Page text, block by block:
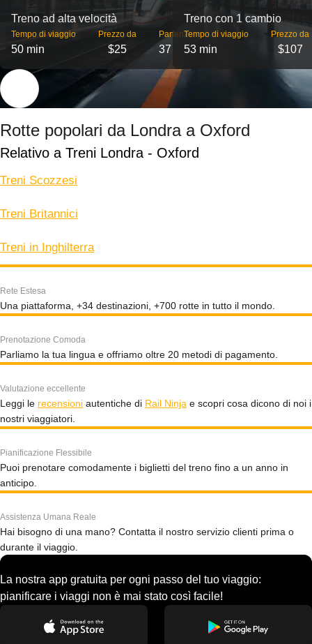
Treno ad alta velocità
Tempo di viaggio
50 min
Prezzo da
$25
Partenze
37
Treno con 1 cambio
Tempo di viaggio
53 min
Prezzo da
$107
Rotte popolari da Londra a Oxford
Relativo a Treni Londra - Oxford
Treni Scozzesi
Treni Britannici
Treni in Inghilterra
Rete Estesa
Una piattaforma, +34 destinazioni, +700 rotte in tutto il mondo.
Prenotazione Comoda
Parliamo la tua lingua e offriamo oltre 20 metodi di pagamento.
Valutazione eccellente
Leggi le recensioni autentiche di Rail Ninja e scopri cosa dicono di noi i
nostri viaggiatori.
Pianificazione Flessibile
Puoi prenotare comodamente i biglietti del treno fino a un anno in
anticipo.
Assistenza Umana Reale
Hai bisogno di una mano? Contatta il nostro servizio clienti prima o
durante il viaggio.
La nostra app gratuita per ogni passo del tuo viaggio:
pianificare i viaggi non è mai stato così facile!